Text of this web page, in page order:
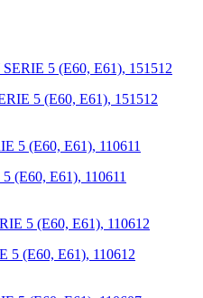
5 (E60, E61), 151512
(E60, E61), 110611
5 (E60, E61), 110612